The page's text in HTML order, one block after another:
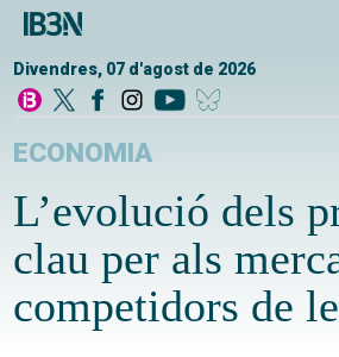
Divendres, 07 d'agost de 2026
ECONOMIA
L’evolució dels
clau per als
competidors de